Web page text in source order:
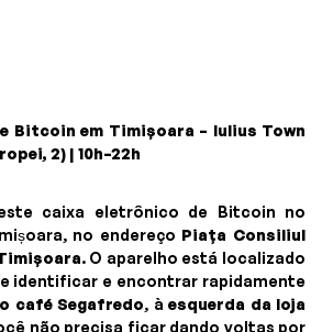
Bitcoin em Timișoara – Iulius Town
2) | 10h–22h
caixa eletrônico de Bitcoin no
no endereço Piața Consiliul
. O aparelho está localizado
identificar e encontrar rapidamente
café Segafredo, à esquerda da loja
não precisa ficar dando voltas por